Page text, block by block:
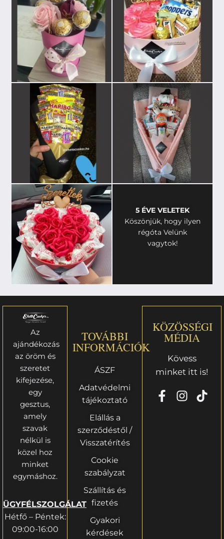
5 ÉVE VELETEK
Köszönjük, hogy ilyen
régóta Velünk
vagytok!
Az
ajándékozás
az öröm és
szeretet
kifejezése,
egy
gesztus,
amely
szavak
nélkül is
közel hoz
minket
egymáshoz.
ÜGYFÉLSZOLGÁLAT
Hétfő – Péntek:
09:00-16:00
TOVÁBBI
INFORMÁCIÓK
ÁSZF
Adatvédelmi
tájékoztató
Elállás a
szerződéstől /
Visszatérítés
Cookie
szabályzat
Szállítás és
fizetés
Gyakori
kérdések
KÖZÖSSÉGI
MÉDIA
Kövess
minket itt is!